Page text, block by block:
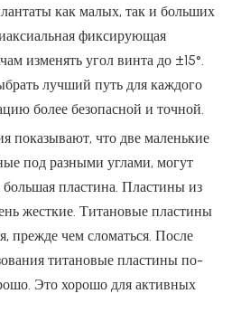
как малых, так и больших
фиксирующая
изменять угол винта до ±15°.
лучший путь для каждого
более безопасной и точной.
показывают, что две маленькие
под разными углами, могут
пластина. Пластины из
жесткие. Титановые пластины
прежде чем сломаться. После
титановые пластины по-
Это хорошо для активных